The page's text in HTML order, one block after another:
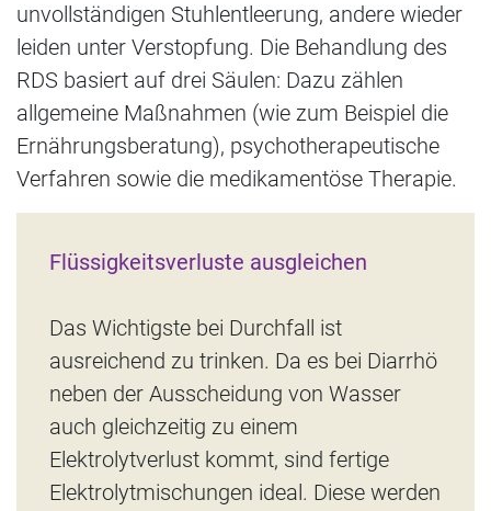
unvollständigen Stuhlentleerung, andere wieder
leiden unter Verstopfung. Die Behandlung des
RDS basiert auf drei Säulen: Dazu zählen
allgemeine Maßnahmen (wie zum Beispiel die
Ernährungsberatung), psychotherapeutische
Verfahren sowie die medikamentöse Therapie.
Flüssigkeitsverluste ausgleichen
Das Wichtigste bei Durchfall ist
ausreichend zu trinken. Da es bei Diarrhö
neben der Ausscheidung von Wasser
auch gleichzeitig zu einem
Elektrolytverlust kommt, sind fertige
Elektrolytmischungen ideal. Diese werden